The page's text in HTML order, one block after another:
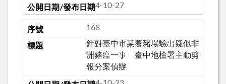
114-10-27
168
針對臺中市某養豬場驗出疑似非
洲豬瘟一事 臺中地檢署主動剪
報分案偵辦